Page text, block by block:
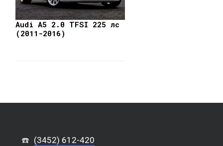
Audi A5 2.0 TFSI 225 лс
(2011-2016)
☎️ (3452) 612-420